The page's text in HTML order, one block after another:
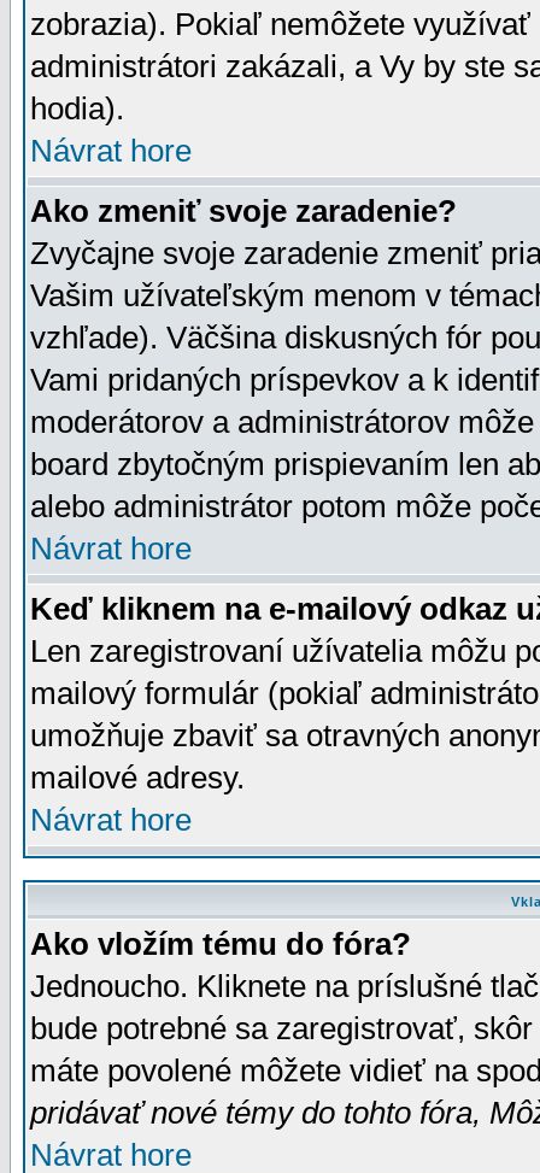
zobrazia). Pokiaľ nemôžete
administrátori zakázali, a Vy by ste
hodia).
Návrat hore
Ako zmeniť svoje zaradenie?
Zvyčajne svoje zaradenie zmeniť
Vašim užívateľským menom v
vzhľade). Väčšina diskusných fór
Vami pridaných príspevkov a k
moderátorov a administrátorov
board zbytočným prispievaním len
alebo administrátor potom môže
Návrat hore
Keď kliknem na e-mailový odkaz
Len zaregistrovaní užívatelia môžu
mailový formulár (pokiaľ
umožňuje zbaviť sa otravných
mailové adresy.
Návrat hore
Ako vložím tému do fóra?
Jednoucho. Kliknete na príslušné
bude potrebné sa zaregistrovať,
máte povolené môžete vidieť na
pridávať nové témy do tohto fóra,
Návrat hore